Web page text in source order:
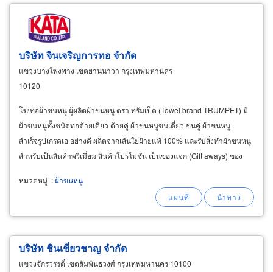
บริษัท จินเจริญการทอ จำกัด
แขวงบางโพงพาง เขตยานนาวา กรุงเทพมหานคร
10120
โรงทอผ้าขนหนู ผู้ผลิตผ้าขนหนู ตรา ทรัมเป็ต (Towel brand TRUMPET) มี
ผ้าขนหนูทั้งชนิดทอด้ายเดี่ยว ด้ายคู่ ผ้าขนหนูขนเดี่ยว ขนคู่ ผ้าขนหนู
สำเร็จรูปเกรดเอ อย่างดี ผลิตจากเส้นใยฝ้ายแท้ 100% และรับสั่งทำผ้าขนหนู
สำหรับเป็นสินค้าพรีเมี่ยม สินค้าโปรโมชั่น เป็นของแจก (Gift aways) ของ
หมวดหมู่ :ผ้าขนหนู
บริษัท ชินเชี่ยวชาญ จำกัด
แขวงจักรวรรดิ์ เขตสัมพันธวงศ์ กรุงเทพมหานคร 10100